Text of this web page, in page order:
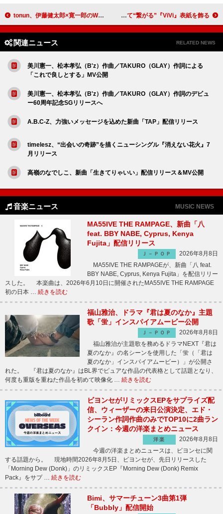
tonun、伊藤健太郎×寛一郎のW主演ドラマ『100日後に別れる僕と彼』ED主題歌を担当 JO1＆INIのユニット・JI BLUE、攻守に分かれて“繋がる”『ViVi』表紙を飾る
関連ニュース RELATED NEWS
美川憲一、松本孝弘（B'z）作曲／TAKURO（GLAY）作詞による
「これで良しとする」MV公開
美川憲一、松本孝弘（B'z）作曲／TAKURO（GLAY）作詞のデビュ
ー60周年記念SGリリースへ
A.B.C-Z、力強いメッセージを込めた新曲「TAP」配信リリース
timelesz、“出会いの奇跡”を描くニューシングル『消えない花火』7
月リリース
高嶺のなでしこ、新曲「生きてりゃいい」配信リリース＆MV公開
音楽ニュース MUSIC NEWS
MA55IVE THE RAMPAGE、新曲「八
feat. BBY NABE, Cyprus, Kenya
Fujita」配信リリース
Ｊ－ＰＯＰ
2026年8月8日
MA55IVE THE RAMPAGEが、新曲「八 feat.
BBY NABE, Cyprus, Kenya Fujita」を配信リリー
スした。 本楽曲は、2026年6月10日に開催されたMA55IVE THE RAMPAGE
初の日本 … 続きを読む
福山雅治、ドラマ『君は夏のなか』主題
歌「蛍」インスパイアムービー公開
Ｊ－ＰＯＰ
2026年8月8日
福山雅治が主題歌を務めるドラマNEXT『君は
夏のなか』の名シーンを使用した「蛍（「君は
夏のなか」インスパイアムービー）」が公開さ
れた。 『君は夏のなか』はBL界でピュアな作品の代表格として話題となり、
何度も重版を重ねた作品を初めて映像化 … 続きを読む
ビヨンセがリミックスEPをサプライズ配
信、ウィーザーの来日公演決定、エド・
シーラン作詞作曲のみでTOP10に2曲ラン
クイン：今週の洋楽まとめニュース
洋楽
2026年8月8日
今週の洋楽まとめニュースは、ビヨンセに関
する話題から。 現地時間2026年8月5日、ビヨンセが、先日リリースした
「Morning Dew (Donk)」のリミックスEP『Morning Dew (Donk) Remix
Pack』をサプ … 続きを読む
Bimi、サマーチューン3曲第1弾
「Bubbly」配信開始